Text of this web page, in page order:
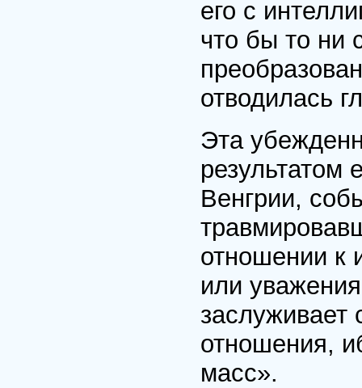
его с
что бы то ни
отводилась
Эта
результатом
Венгрии,
отношении к
или
заслуживает
отношения,
масс».